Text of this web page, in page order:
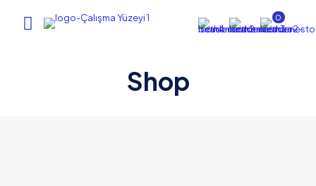
0
Shop